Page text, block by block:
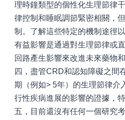
理時鐘類型的個性化生理節律
律控制和睡眠調節緊密相關，
制。了解這些特定的機制途徑
有益影響是通過對生理節律或
回路產生影響來改進未來藥物
四，盡管CRD和認知障礙之間
期（例如> 5年）的生理節律介
行性疾病進展的影響的證據，
五，目前還沒有任何一個研究